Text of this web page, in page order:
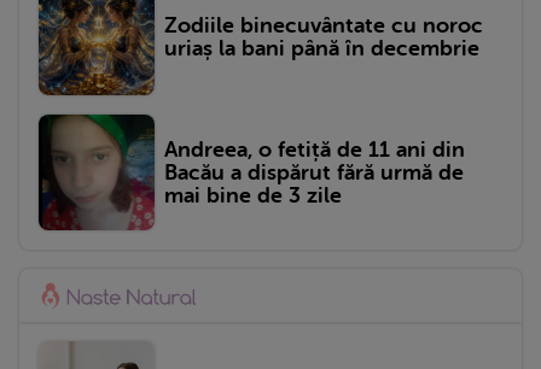
Zodiile binecuvântate cu noroc
uriaș la bani până în decembrie
Andreea, o fetiță de 11 ani din
Bacău a dispărut fără urmă de
mai bine de 3 zile